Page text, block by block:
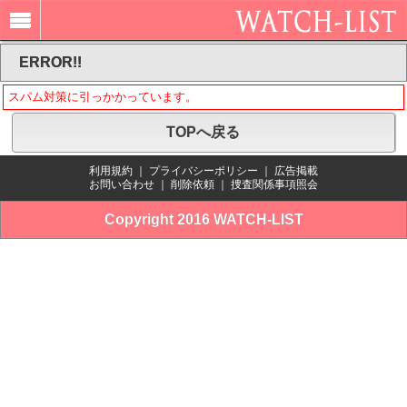
ERROR!!
スパム対策に引っかかっています。
TOPへ戻る
利用規約 プライバシーポリシー
広告掲載
お問い合わせ
削除依頼 捜査関係事項照会
Copyright 2016 WATCH-LIST